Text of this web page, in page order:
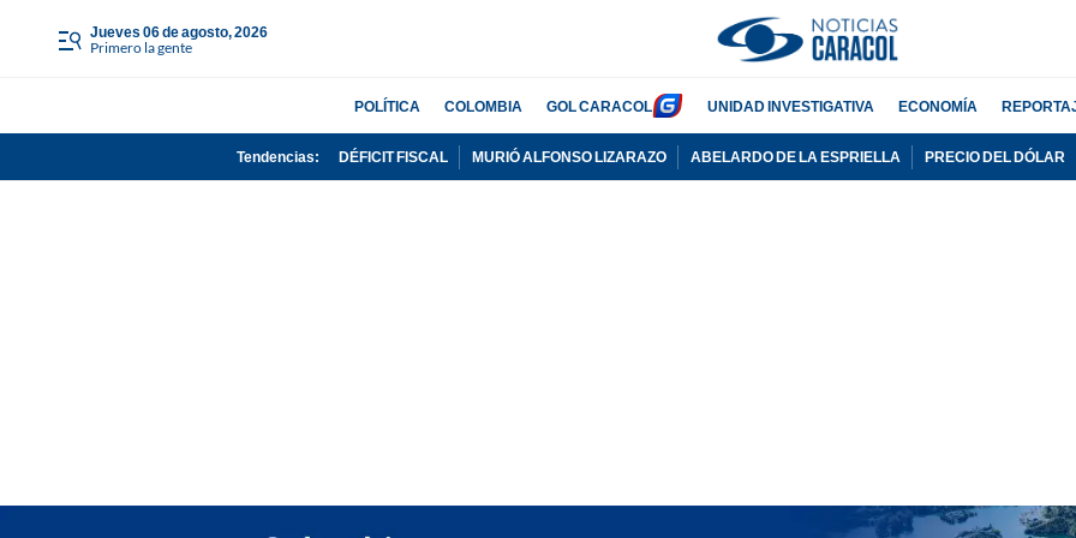
jueves 06 de agosto, 2026
Primero la gente
POLÍTICA COLOMBIA GOL CARACOL UNIDAD INVESTIGATIVA ECONOMÍA
Tendencias: DÉFICIT FISCAL MURIÓ ALFONSO LIZARAZO ABELARDO DE LA ESPRIELLA PRECIO DEL DÓLAR